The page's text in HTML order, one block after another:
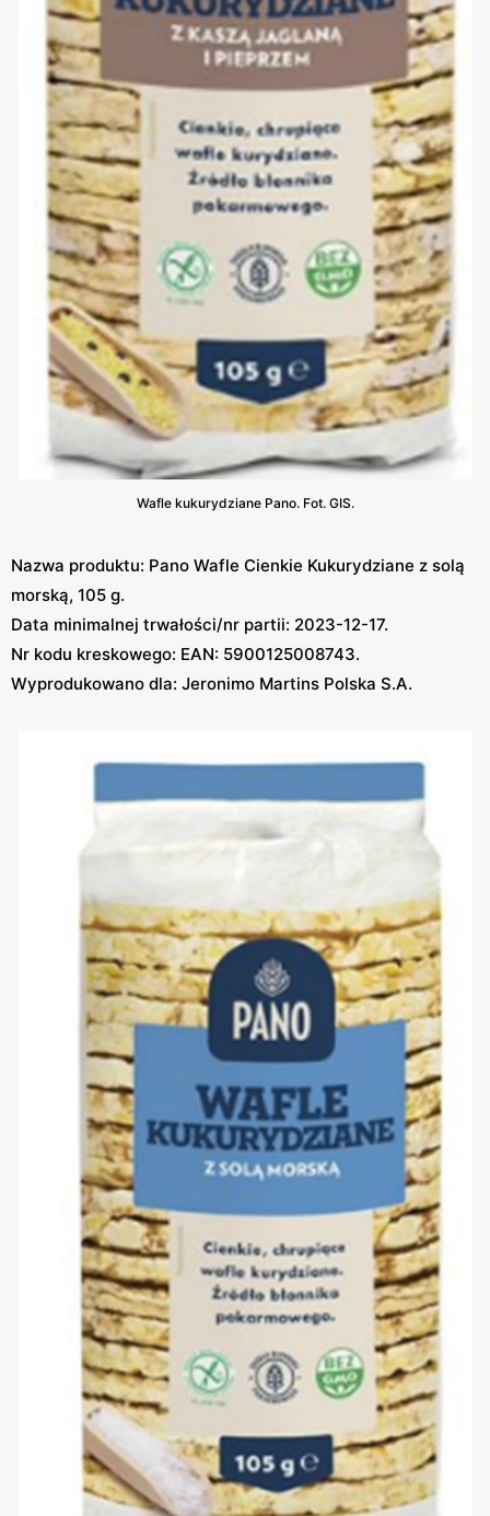
Wafle kukurydziane Pano. Fot. GIS.
Nazwa produktu: Pano Wafle Cienkie Kukurydziane z solą
morską, 105 g.
Data minimalnej trwałości/nr partii: 2023-12-17.
Nr kodu kreskowego: EAN: 5900125008743.
Wyprodukowano dla: Jeronimo Martins Polska S.A.